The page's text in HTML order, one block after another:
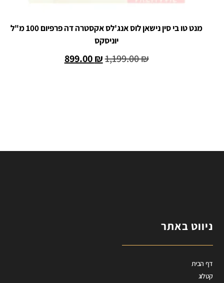
מנט טו בי סין נישאן לוס אנג'לס אקסטרה דה פרפיום 100 מ"ל
יוניסקס
1,199.00₪
899.00₪
ניווט באתר
דף הבית
קטלוג